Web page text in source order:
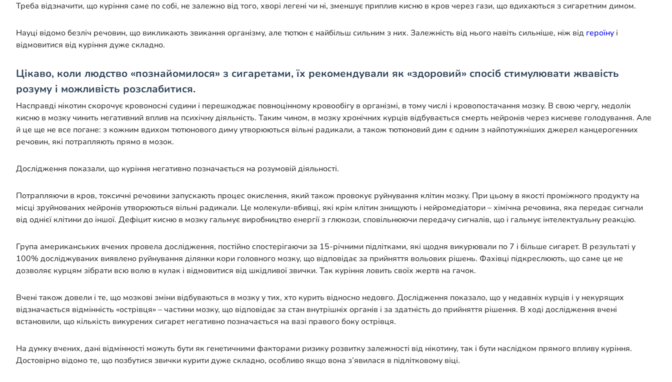
Треба відзначити, що куріння саме по собі, не залежно від того, хворі легені чи ні, зменшує приплив кисню в кров через гази, що вдихаються з сигаретним димом.
Науці відомо безліч речовин, що викликають звикання організму, але тютюн є найбільш сильним з них. Залежність від нього навіть сильніше, ніж від героїну і
відмовитися від куріння дуже складно.
Цікаво, коли людство «познайомилося» з сигаретами, їх рекомендували як «здоровий» спосіб стимулювати жвавість
розуму і можливість розслабитися.
Насправді нікотин скорочує кровоносні судини і перешкоджає повноцінному кровообігу в організмі, в тому числі і кровопостачання мозку. В свою чергу, недолік
кисню в мозку чинить негативний вплив на психічну діяльність. Таким чином, в мозку хронічних курців відбувається смерть нейронів через кисневе голодування. Але
й це ще не все погане: з кожним вдихом тютюнового диму утворюються вільні радикали, а також тютюновий дим є одним з найпотужніших джерел канцерогенних
речовин, які потрапляють прямо в мозок.
Дослідження показали, що куріння негативно позначається на розумовій діяльності.
Потрапляючи в кров, токсичні речовини запускають процес окислення, який також провокує руйнування клітин мозку. При цьому в якості проміжного продукту на
місці зруйнованих нейронів утворюються вільні радикали. Це молекули-вбивці, які крім клітин знищують і нейромедіатори – хімічна речовина, яка передає сигнали
від однієї клітини до іншої. Дефіцит кисню в мозку гальмує виробництво енергії з глюкози, сповільнюючи передачу сигналів, що і гальмує інтелектуальну реакцію.
Група американських вчених провела дослідження, постійно спостерігаючи за 15-річними підлітками, які щодня викурювали по 7 і більше сигарет. В результаті у
100% досліджуваних виявлено руйнування ділянки кори головного мозку, що відповідає за прийняття вольових рішень. Фахівці підкреслюють, що саме це не
дозволяє курцям зібрати всю волю в кулак і відмовитися від шкідливої ​​звички. Так куріння ловить своїх жертв на гачок.
Вчені також довели і те, що мозкові зміни відбуваються в мозку у тих, хто курить відносно недовго. Дослідження показало, що у недавніх курців і у некурящих
відзначається відмінність «острівця» – частини мозку, що відповідає за стан внутрішніх органів і за здатність до прийняття рішення. В ході дослідження вчені
встановили, що кількість викурених сигарет негативно позначається на вазі правого боку острівця.
На думку вчених, дані відмінності можуть бути як генетичними факторами ризику розвитку залежності від нікотину, так і бути наслідком прямого впливу куріння.
Достовірно відомо те, що позбутися звички курити дуже складно, особливо якщо вона з’явилася в підлітковому віці.